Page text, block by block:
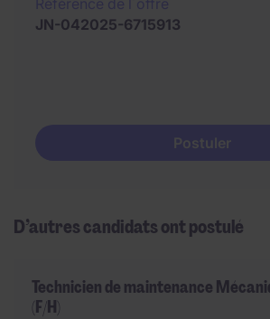
JN-042025-6715913
Postuler
D’autres candidats ont postulé
Technicien de maintenance
(F/H)